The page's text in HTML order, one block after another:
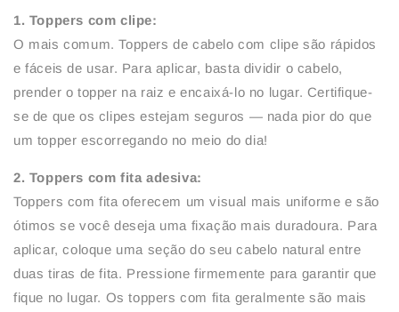
1. Toppers com clipe:
O mais comum. Toppers de cabelo com clipe são rápidos
e fáceis de usar. Para aplicar, basta dividir o cabelo,
prender o topper na raiz e encaixá-lo no lugar. Certifique-
se de que os clipes estejam seguros — nada pior do que
um topper escorregando no meio do dia!
2. Toppers com fita adesiva:
Toppers com fita oferecem um visual mais uniforme e são
ótimos se você deseja uma fixação mais duradoura. Para
aplicar, coloque uma seção do seu cabelo natural entre
duas tiras de fita. Pressione firmemente para garantir que
fique no lugar. Os toppers com fita geralmente são mais